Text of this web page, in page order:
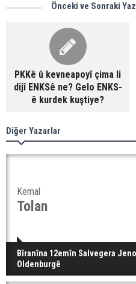
Önceki ve Sonraki
PKKê û kevneapoyî çima li
dijî ENKSê ne? Gelo ENKS-
ê kurdek kuştiye?
Diğer Yazarlar
Kemal
Tolan
Bîranîna 12emîn Salvegera
Oldenburgê